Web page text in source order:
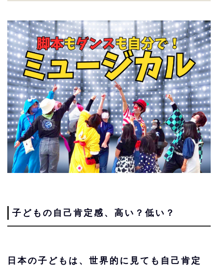
子どもの自己肯定感、高い？低い？
日本の子どもは、世界的に見ても自己肯定